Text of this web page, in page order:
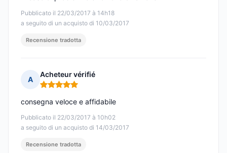
Pubblicato il 22/03/2017 à 14h18
a seguito di un acquisto di 10/03/2017
Recensione tradotta
A
Acheteur vérifié
Nota: 5 su 5
Pubblicato il 22/03/2017 à 10h02
a seguito di un acquisto di 14/03/2017
consegna veloce e affidabile
Recensione tradotta